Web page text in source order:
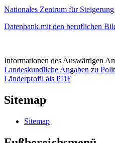
Nationales Zentrum für
Datenbank mit den beruflichen
Informationen des Auswärtigen
Landeskundliche Angaben zu
Länderprofil als PDF
Sitemap
Sitemap